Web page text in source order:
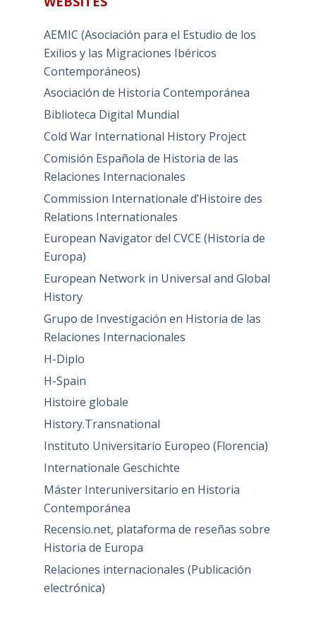
AEMIC (Asociación para el Estudio de los
Exilios y las Migraciones Ibéricos
Contemporáneos)
Asociación de Historia Contemporánea
Biblioteca Digital Mundial
Cold War International History Project
Comisión Española de Historia de las
Relaciones Internacionales
Commission Internationale d’Histoire des
Relations Internationales
European Navigator del CVCE (Historia de
Europa)
European Network in Universal and Global
History
Grupo de Investigación en Historia de las
Relaciones Internacionales
H-Diplo
H-Spain
Histoire globale
History.Transnational
Instituto Universitario Europeo (Florencia)
Internationale Geschichte
Máster Interuniversitario en Historia
Contemporánea
Recensio.net, plataforma de reseñas sobre
Historia de Europa
Relaciones internacionales (Publicación
electrónica)